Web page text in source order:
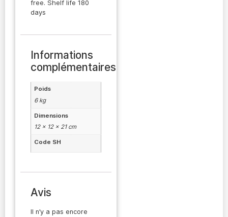
free. Shelf life 180
days
Informations
complémentaires
Poids
6 kg
Dimensions
12 × 12 × 21 cm
Code SH
Avis
Il n’y a pas encore